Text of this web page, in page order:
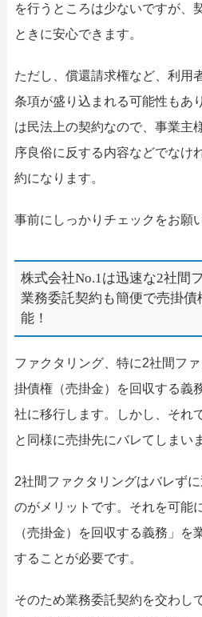
を行うところは少ないですが、
ときに安心できます。
ただし、償還請求権など、利用
条項が盛り込まれる可能性もあ
は民法上の契約なので、事業主
序良俗に反する内容などでなけ
約になります。
事前にしっかりチェックをお願
株式会社No.1は迅速な2社間
業務委託契約も簡便で売掛
能！
ファクタリング、特に2社間フ
掛債権（売掛金）を回収する義
社に移行します。しかし、それ
と同様に売掛先にバレてしまい
2社間ファクタリングはバレず
のがメリットです。それを可能
（売掛金）を回収する義務」を
することが必要です。
そのため業務委託契約を交わし